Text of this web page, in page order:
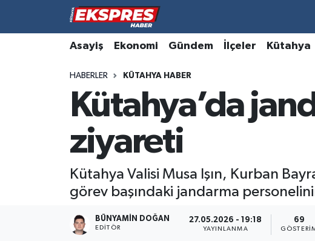
Asayiş Ekonomi Gündem İlçeler Kütahya
HABERLER KÜTAHYA HABER
Kütahya’da
ziyareti
Kütahya Valisi Musa Işın, Kurban
görev başındaki jandarma
BÜNYAMIN DOĞAN
EDITÖR
27.05.2026 - 19:18
YAYINLANMA
69
Altıntaş
Aslanapa
Biyografiler
Çavdarhisar
Domaniç
Hava Durumu
Trafik Durumu
Süper Lig Puan Durumu ve Fikstür
Tüm Manşetler
Son Dakika Haberleri
Haber Arşivi